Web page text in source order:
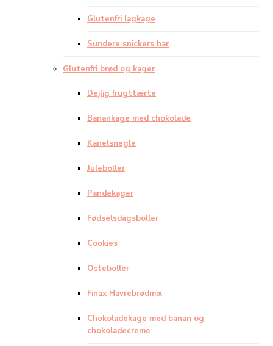
Glutenfri lagkage
Sundere snickers bar
Glutenfri brød og kager
Dejlig frugttærte
Banankage med chokolade
Kanelsnegle
Juleboller
Pandekager
Fødselsdagsboller
Cookies
Osteboller
Finax Havrebrødmix
Chokoladekage med banan og
chokoladecreme